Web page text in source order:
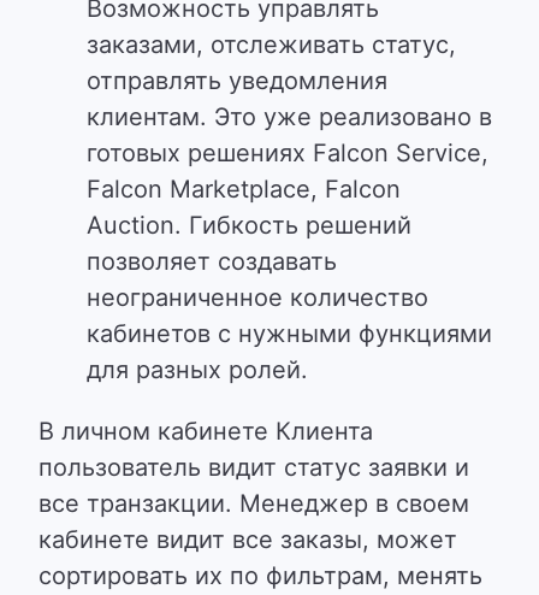
Возможность управлять
заказами, отслеживать статус,
отправлять уведомления
клиентам. Это уже реализовано в
готовых решениях Falcon Service,
Falcon Marketplace, Falcon
Auction. Гибкость решений
позволяет создавать
неограниченное количество
кабинетов с нужными функциями
для разных ролей.
В личном кабинете Клиента
пользователь видит статус заявки и
все транзакции. Менеджер в своем
кабинете видит все заказы, может
сортировать их по фильтрам, менять